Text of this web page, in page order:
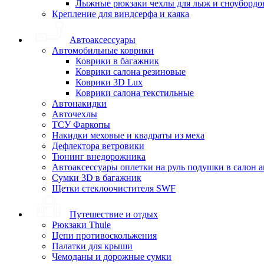
Лыжные рюкзаки чехлы для лыж и
Крепление для виндсерфа и каяка
Автоаксессуары
Автомобильные коврики
Коврики в багажник
Коврики салона резиновые
Коврики 3D Lux
Коврики салона текстильные
Автонакидки
Авточехлы
ТСУ Фаркопы
Накидки меховые и квадраты из меха
Дефлектора ветровики
Тюнинг внедорожника
Автоаксессуары оплетки на руль подушки в салон
Сумки 3D в багажник
Щетки стеклоочистителя SWF
Путешествие и отдых
Рюкзаки Thule
Цепи противоскольжения
Палатки для крыши
Чемоданы и дорожные сумки